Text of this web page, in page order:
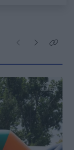
Poprzednie
NastępneKliknij